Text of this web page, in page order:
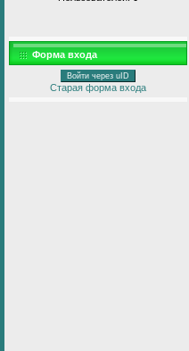
Форма входа
Войти через uID
Старая форма входа